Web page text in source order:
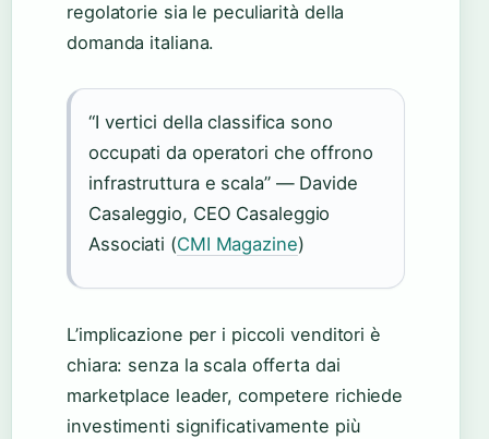
regolatorie sia le peculiarità della
domanda italiana.
“I vertici della classifica sono
occupati da operatori che offrono
infrastruttura e scala” — Davide
Casaleggio, CEO Casaleggio
Associati (CMI Magazine)
L’implicazione per i piccoli venditori è
chiara: senza la scala offerta dai
marketplace leader, competere richiede
investimenti significativamente più